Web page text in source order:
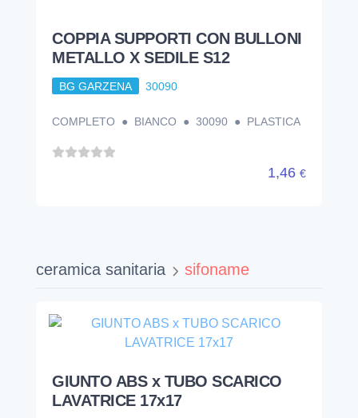
COPPIA SUPPORTI CON BULLONI
METALLO X SEDILE S12
BG GARZENA 30090
COMPLETO ● BIANCO ● 30090 ● PLASTICA
1,46 €
ceramica sanitaria sifoname
GIUNTO ABS x TUBO SCARICO
LAVATRICE 17x17